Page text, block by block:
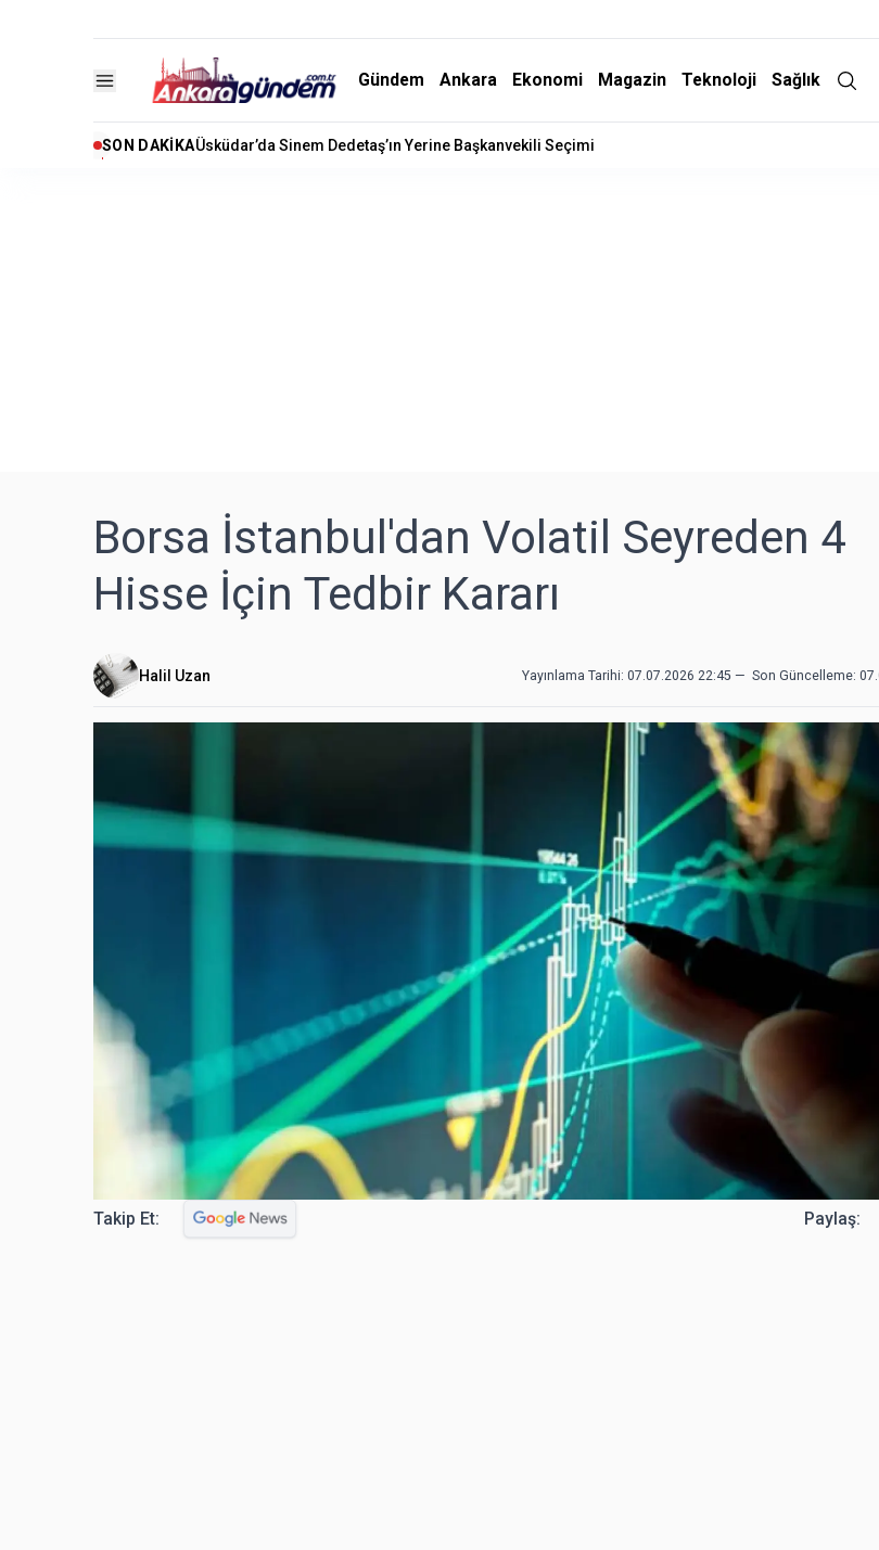
Gündem Ankara Ekonomi Magazin Teknoloji Sağlık
SON DAKIKAAkaryakıtta İndirim Beklentisi: Motorine İndirim Geliyor
Borsa İstanbul'dan Volatil Seyreden 4
Hisse İçin Tedbir Kararı
Halil Uzan Yayınlama Tarihi: 07.07.2026 22:45 — Son Güncelleme:
Takip Et: Paylaş: